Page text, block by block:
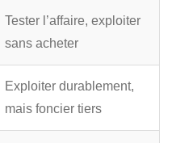
Tester l’affaire, exploiter
sans acheter
Exploiter durablement,
mais foncier tiers